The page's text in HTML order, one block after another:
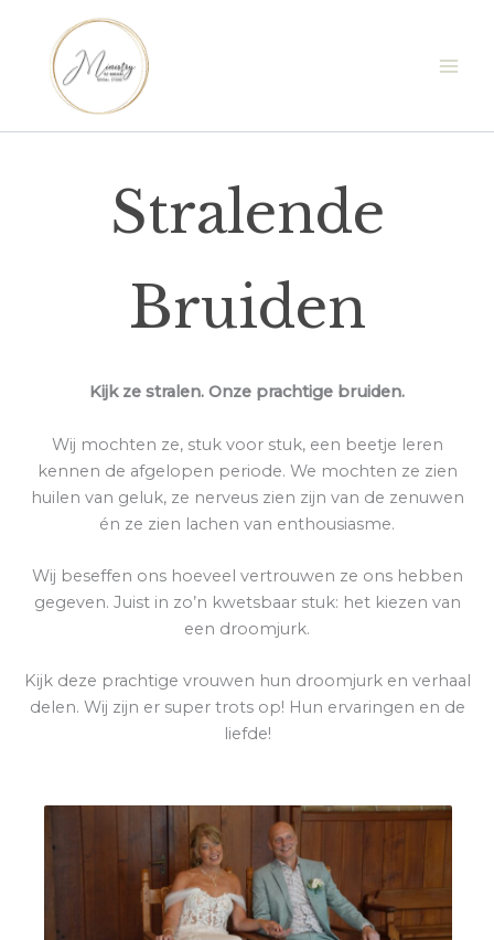
inhoud
Stralende
Bruiden
Kijk ze stralen. Onze prachtige bruiden.
Wij mochten ze, stuk voor stuk, een beetje leren
kennen de afgelopen periode. We mochten ze zien
huilen van geluk, ze nerveus zien zijn van de zenuwen
én ze zien lachen van enthousiasme.
Wij beseffen ons hoeveel vertrouwen ze ons hebben
gegeven. Juist in zo’n kwetsbaar stuk: het kiezen van
een droomjurk.
Kijk deze prachtige vrouwen hun droomjurk en verhaal
delen. Wij zijn er super trots op! Hun ervaringen en de
liefde!